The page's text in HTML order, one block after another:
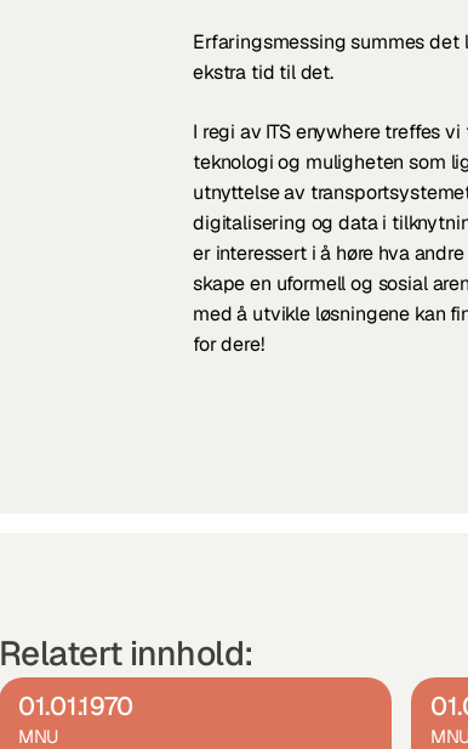
Erfaringsmessing summes
ekstra tid til det.
I regi av ITS enywhere treffes
teknologi og muligheten som
utnyttelse av
digitalisering og data i
er interessert i å høre hva
skape en uformell og sosial
med å utvikle løsningene kan
for dere!
Relatert innhold:
01.01.1970
MNU